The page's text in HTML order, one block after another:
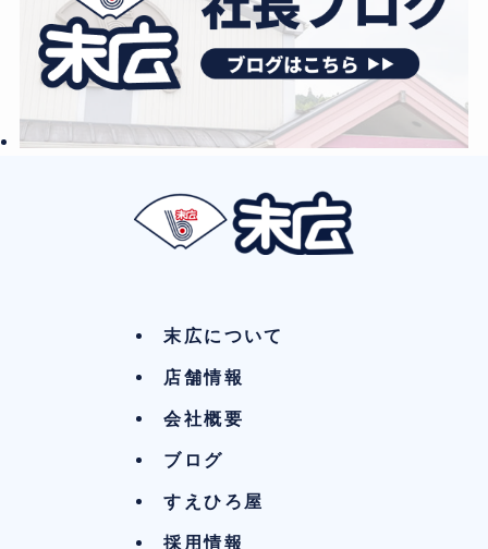
末広について
店舗情報
会社概要
ブログ
すえひろ屋
採用情報